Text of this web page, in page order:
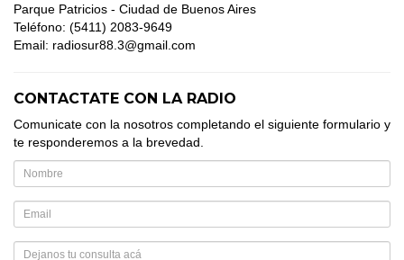
Parque Patricios - Ciudad de Buenos Aires
Teléfono: (5411) 2083-9649
Email: radiosur88.3@gmail.com
CONTACTATE CON LA RADIO
Comunicate con la nosotros completando el siguiente formulario y
te responderemos a la brevedad.